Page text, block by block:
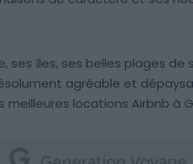
ses îles, ses belles plages
agréable et
locations Airbnb à